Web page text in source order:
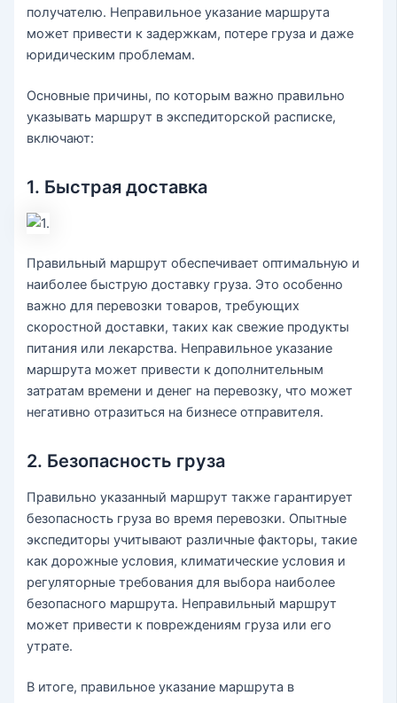
получателю. Неправильное указание маршрута
может привести к задержкам, потере груза и даже
юридическим проблемам.
Основные причины, по которым важно правильно
указывать маршрут в экспедиторской расписке,
включают:
1. Быстрая доставка
Правильный маршрут обеспечивает оптимальную и
наиболее быструю доставку груза. Это особенно
важно для перевозки товаров, требующих
скоростной доставки, таких как свежие продукты
питания или лекарства. Неправильное указание
маршрута может привести к дополнительным
затратам времени и денег на перевозку, что может
негативно отразиться на бизнесе отправителя.
2. Безопасность груза
Правильно указанный маршрут также гарантирует
безопасность груза во время перевозки. Опытные
экспедиторы учитывают различные факторы, такие
как дорожные условия, климатические условия и
регуляторные требования для выбора наиболее
безопасного маршрута. Неправильный маршрут
может привести к повреждениям груза или его
утрате.
В итоге, правильное указание маршрута в